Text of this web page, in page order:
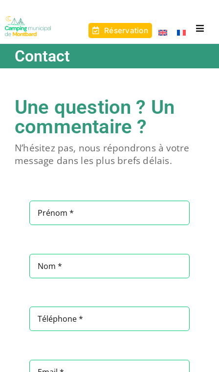
to
content
Réservation
À propos
Les mini-chalets
Les emplacements
Les activités au camping
Les activités aux alentours
Contact
Contact
Une question ? Un
commentaire ?
N’hésitez pas, nous répondrons à votre
message dans les plus brefs délais.